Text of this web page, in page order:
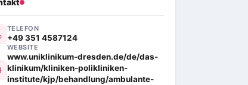
TELEFON
+49 351 4587124
WEBSITE
www.uniklinikum-dresden.de/de/das-
klinikum/kliniken-polikliniken-
institute/kjp/behandlung/ambulante-